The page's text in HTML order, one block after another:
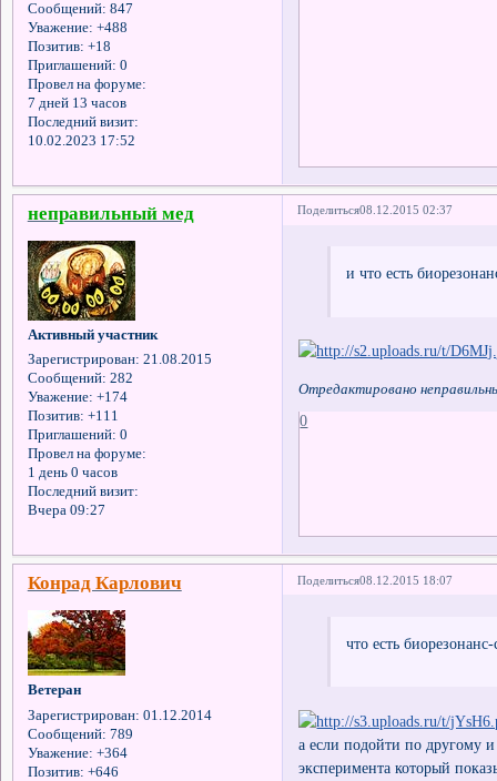
Сообщений: 847
Уважение: +488
Позитив: +18
Приглашений: 0
Провел на форуме:
7 дней 13 часов
Последний визит:
10.02.2023 17:52
Поделиться08.12.2015 02:37
неправильный мед
Активный участник
Зарегистрирован: 21.08.2015
Сообщений: 282
Уважение: +174
Позитив: +111
Приглашений: 0
Провел на форуме:
1 день 0 часов
Последний визит:
Вчера 09:27
и что есть
Отредактировано
0
Поделиться08.12.2015 18:07
Конрад Карлович
Ветеран
Зарегистрирован: 01.12.2014
Сообщений: 789
Уважение: +364
Позитив: +646
что есть
а если подойти по другому
эксперимента который